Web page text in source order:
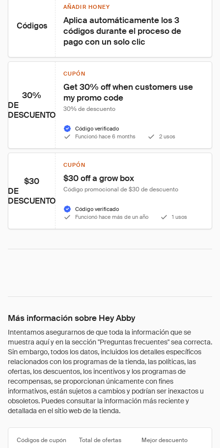
Códigos
AÑADIR HONEY
Aplica automáticamente los 3
códigos durante el proceso de
pago con un solo clic
30%
DE
DESCUENTO
CUPÓN
Get 30% off when customers use
my promo code
30% de descuento
Código verificado
Funcionó hace 6 months
2 usos
$30
DE
DESCUENTO
CUPÓN
$30 off a grow box
Código promocional de $30 de descuento
Código verificado
Funcionó hace más de un año
1 usos
Más información sobre Hey Abby
Intentamos asegurarnos de que toda la información que se
muestra aquí y en la sección "Preguntas frecuentes" sea correcta.
Sin embargo, todos los datos, incluidos los detalles específicos
relacionados con los programas de la tienda, las políticas, las
ofertas, los descuentos, los incentivos y los programas de
recompensas, se proporcionan únicamente con fines
informativos, están sujetos a cambios y podrían ser inexactos u
obsoletos. Puedes consultar la información más reciente y
detallada en el sitio web de la tienda.
Códigos de cupón Total de ofertas Mejor descuento